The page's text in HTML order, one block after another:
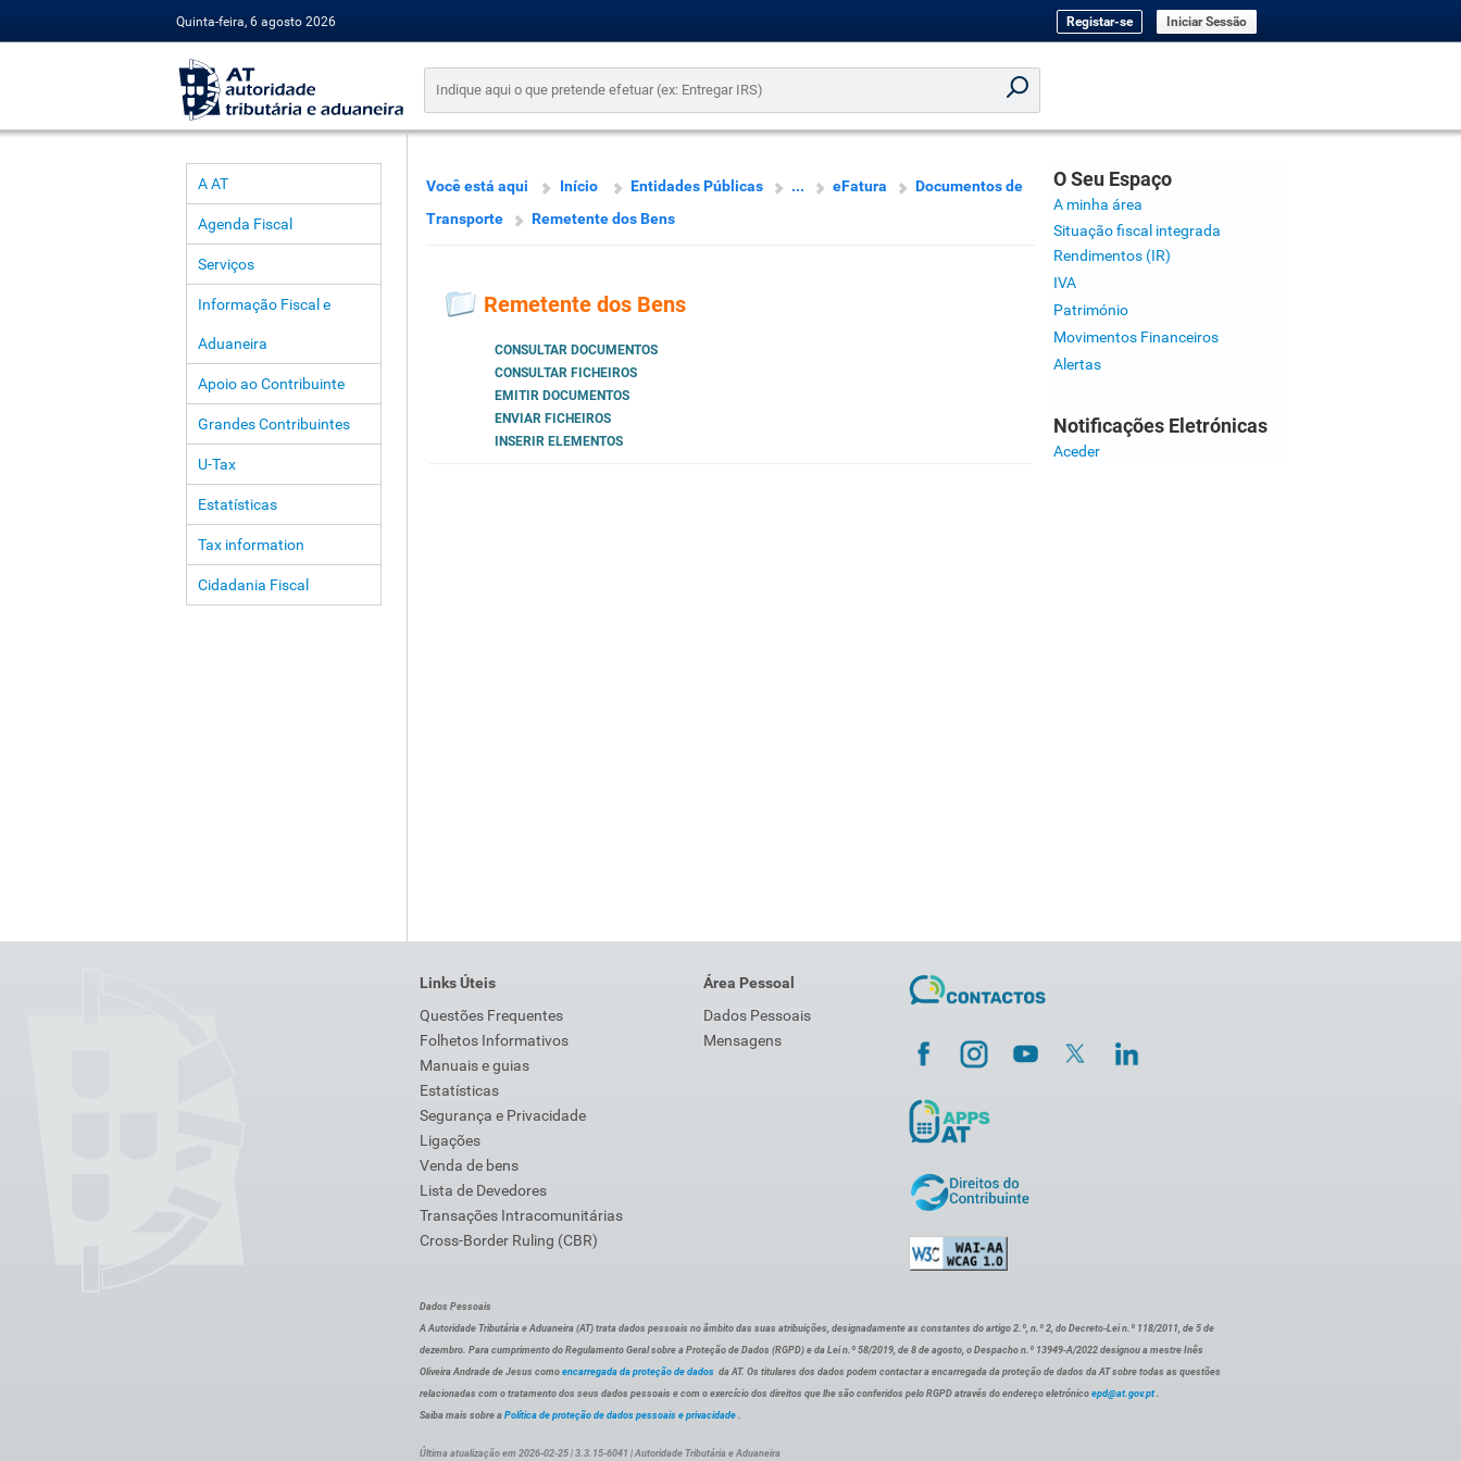
Quinta-feira, 6 agosto 2026 Registar-se Iniciar Sessão
A AT
Agenda Fiscal
Serviços
Informação Fiscal e
Aduaneira
Apoio ao Contribuinte
Grandes Contribuintes
U-Tax
Estatísticas
Tax information
Cidadania Fiscal
Você está aqui Início Entidades Públicas ... eFatura
Documentos de
Transporte
Remetente dos Bens
Remetente dos Bens
CONSULTAR DOCUMENTOS
CONSULTAR FICHEIROS
EMITIR DOCUMENTOS
ENVIAR FICHEIROS
INSERIR ELEMENTOS
O Seu Espaço
A minha área
Situação fiscal integrada
Rendimentos (IR)
IVA
Património
Movimentos Financeiros
Alertas
Notificações Eletrónicas
Aceder
Links Úteis
Questões Frequentes
Folhetos Informativos
Manuais e guias
Estatísticas
Segurança e Privacidade
Ligações
Venda de bens
Lista de Devedores
Transações Intracomunitárias
Cross-Border Ruling (CBR)
Área Pessoal
Dados Pessoais
Mensagens
Dados Pessoais
A Autoridade Tributária e Aduaneira (AT) trata dados pessoais no âmbito das suas atribuições, designadamente as constantes do artigo 2.º, n.º 2, do Decreto-Lei n.º 118/2011, de 5 de
dezembro. Para cumprimento do Regulamento Geral sobre a Proteção de Dados (RGPD) e da Lei n.º 58/2019, de 8 de agosto, o Despacho n.º 13949-A/2022 designou a mestre Inês
Oliveira Andrade de Jesus como encarregada da proteção de dados da AT. Os titulares dos dados podem contactar a encarregada da proteção de dados da AT sobre todas as questões
relacionadas com o tratamento dos seus dados pessoais e com o exercício dos direitos que lhe são conferidos pelo RGPD através do endereço eletrónico epd@at.gov.pt .
Saiba mais sobre a Política de proteção de dados pessoais e privacidade .
Última atualização em 2026-02-25 | 3.3.15-6041 | Autoridade Tributária e Aduaneira